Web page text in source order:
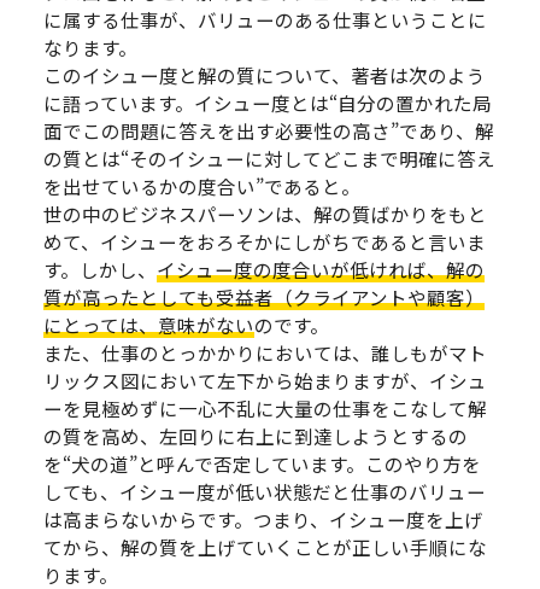
に属する仕事が、バリューのある仕事ということに
なります。
このイシュー度と解の質について、著者は次のよう
に語っています。イシュー度とは“自分の置かれた局
面でこの問題に答えを出す必要性の高さ”であり、解
の質とは“そのイシューに対してどこまで明確に答え
を出せているかの度合い”であると。
世の中のビジネスパーソンは、解の質ばかりをもと
めて、イシューをおろそかにしがちであると言いま
す。しかし、 イシュー度の度合いが低ければ、解の
質が高ったとしても受益者（クライアントや顧客）
にとっては、意味がないのです。
また、仕事のとっかかりにおいては、誰しもがマト
リックス図において左下から始まりますが、イシュ
ーを見極めずに一心不乱に大量の仕事をこなして解
の質を高め、左回りに右上に到達しようとするの
を“犬の道”と呼んで否定しています。このやり方を
しても、イシュー度が低い状態だと仕事のバリュー
は高まらないからです。つまり、イシュー度を上げ
てから、解の質を上げていくことが正しい手順にな
ります。